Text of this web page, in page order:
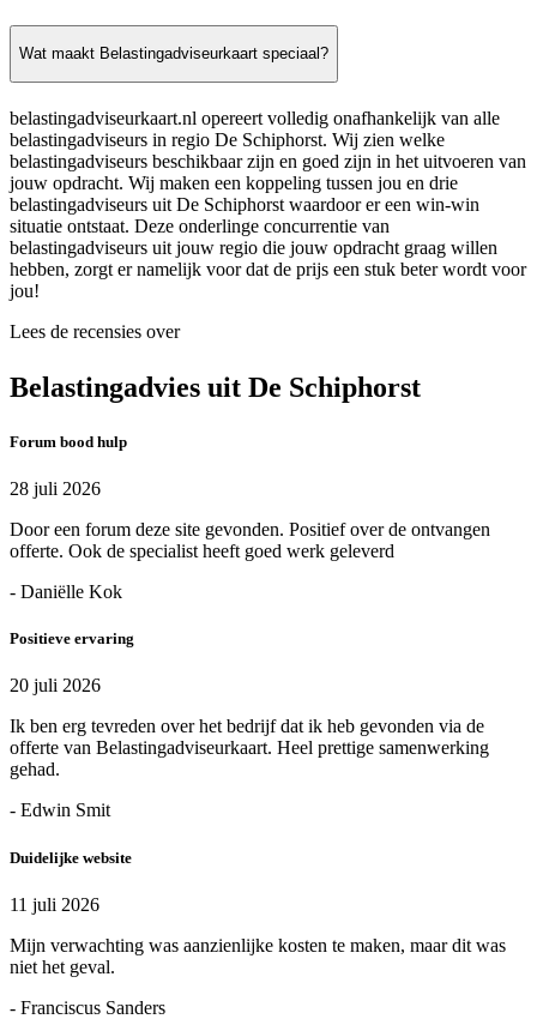
Wat maakt Belastingadviseurkaart speciaal?
belastingadviseurkaart.nl opereert volledig onafhankelijk van alle
belastingadviseurs in regio De Schiphorst. Wij zien welke
belastingadviseurs beschikbaar zijn en goed zijn in het uitvoeren van
jouw opdracht. Wij maken een koppeling tussen jou en drie
belastingadviseurs uit De Schiphorst waardoor er een win-win
situatie ontstaat. Deze onderlinge concurrentie van
belastingadviseurs uit jouw regio die jouw opdracht graag willen
hebben, zorgt er namelijk voor dat de prijs een stuk beter wordt voor
jou!
Lees de recensies over
Belastingadvies uit De Schiphorst
Forum bood hulp
28 juli 2026
Door een forum deze site gevonden. Positief over de ontvangen
offerte. Ook de specialist heeft goed werk geleverd
- Daniëlle Kok
Positieve ervaring
20 juli 2026
Ik ben erg tevreden over het bedrijf dat ik heb gevonden via de
offerte van Belastingadviseurkaart. Heel prettige samenwerking
gehad.
- Edwin Smit
Duidelijke website
11 juli 2026
Mijn verwachting was aanzienlijke kosten te maken, maar dit was
niet het geval.
- Franciscus Sanders